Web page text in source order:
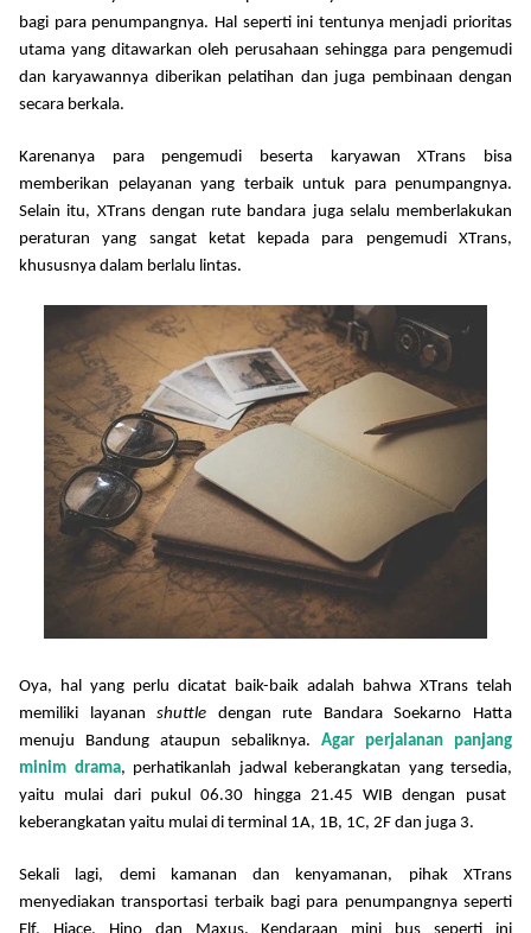
bagi para penumpangnya. Hal seperti ini tentunyamenjadi prioritas
utama yang ditawarkan oleh perusahaan sehingga para pengemudi
dan karyawannya diberikan pelatihan dan juga pembinaan dengan
secara berkala.
Karenanya para pengemudi beserta karyawan XTrans bisa
memberikan pelayanan yang terbaik untuk para penumpangnya.
Selain itu, XTrans dengan rute bandara juga selalu memberlakukan
peraturan yang sangat ketat kepada para pengemudi XTrans,
khususnya dalam berlalu lintas.
Oya, hal yang perlu dicatat baik-baik adalah bahwa XTrans telah
memiliki layananshuttle dengan rute Bandara Soekarno Hatta
menuju Bandung ataupun sebaliknya. Agar perjalanan panjang
minim drama, perhatikanlah jadwal keberangkatan yangtersedia,
yaitu mulai dari pukul 06.30 hingga 21.45 WIB dengan pusat
keberangkatan yaitu mulai di terminal 1A, 1B, 1C, 2F dan juga 3.
Sekali lagi, demi kamanan dan kenyamanan, pihak XTrans
menyediakan transportasi terbaik bagi para penumpangnya seperti